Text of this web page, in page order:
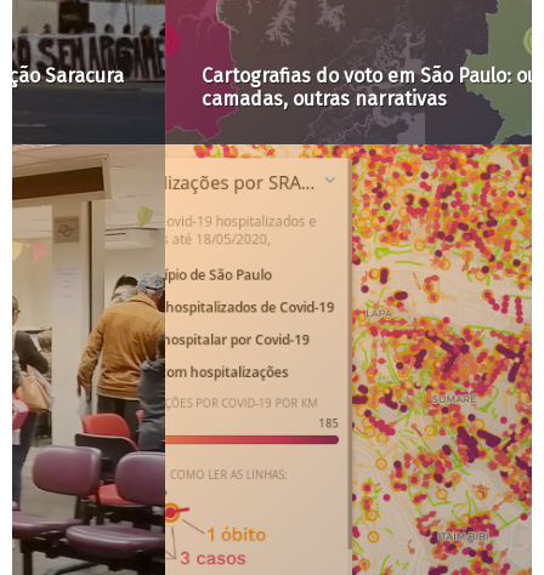
Cartografias do voto em São Paulo: outras
camadas, outras narrativas